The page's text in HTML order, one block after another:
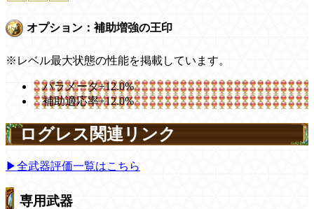
オプション：補助増強の王印
※レベル最大状態の性能を掲載しています。
パラメータ+12.0%
補助適応率+12.0%
ログレス関連リンク
▶全武器評価一覧はこちら
専用武器